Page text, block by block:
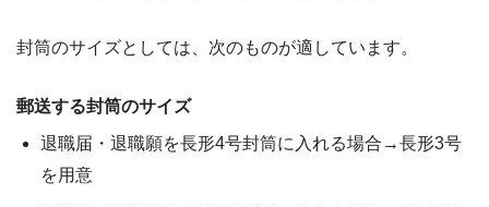
封筒のサイズとしては、次のものが適しています。
郵送する封筒のサイズ
退職届・退職願を長形4号封筒に入れる場合→長形3号
を用意